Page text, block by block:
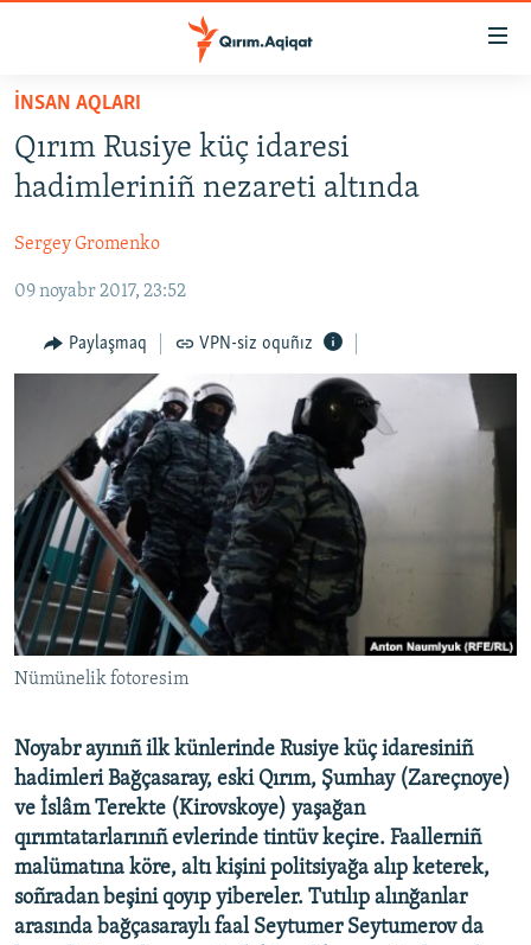
Esas
qaytmaq
Baş
qaytmaq
qaytmaq
SİYASET
CEMİYET
MEDENİYET
İNSAN AQLARI
BLOGLAR
FİKİR
Русский
Українською
QOŞULIÑIZ!
RFE/RS bütün saytları
İNSAN AQLARI
Qırım Rusiye küç idaresi
hadimleriniñ nezareti altında
Sergey Gromenko
09 noyabr 2017, 23:52
Paylaşmaq VPN-siz oquñız
Nümünelik fotoresim
Noyabr ayınıñ ilk künlerinde Rusiye küç idaresiniñ
hadimleri Bağçasaray, eski Qırım, Şumhay (Zareçnoye)
ve İslâm Terekte (Kirovskoye) yaşağan
qırımtatarlarınıñ evlerinde tintüv keçire. Faallerniñ
malümatına köre, altı kişini politsiyağa alıp keterek,
soñradan beşini qoyıp yibereler. Tutılıp alınğanlar
arasında bağçasaraylı faal Seytumer Seytumerov da